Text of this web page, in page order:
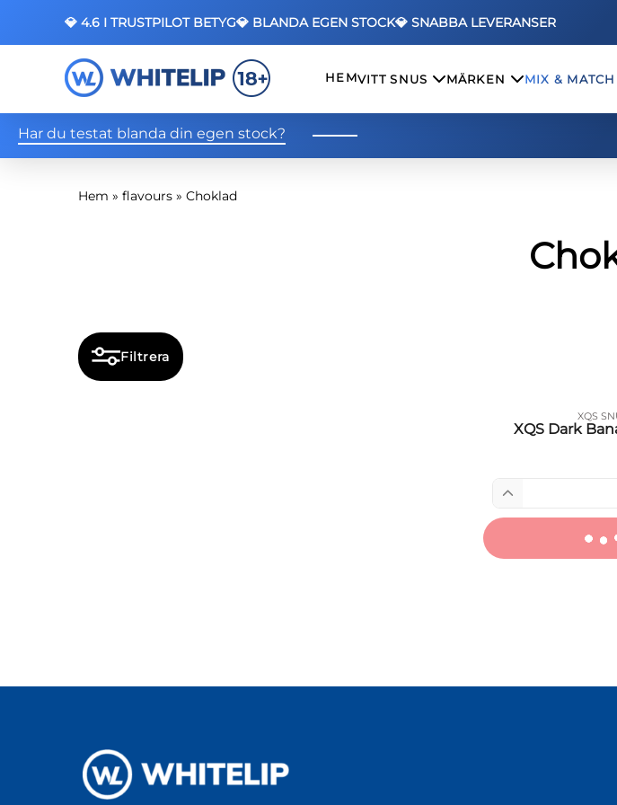
💎 4.6 I TRUSTPILOT BETYG💎 BLANDA EGEN STOCK💎 SNABBA LEVERANSER
HEMVITT SNUS MÄRKEN MIX & MATCH
Har du testat blanda din egen stock?
Hem » flavours » Choklad
Filtrera
XQS
XQS Dark